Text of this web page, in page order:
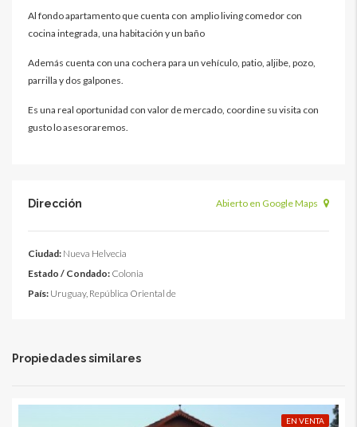
Al fondo apartamento que cuenta con amplio living comedor con
cocina integrada, una habitación y un baño
Además cuenta con una cochera para un vehículo, patio, aljibe, pozo,
parrilla y dos galpones.
Es una real oportunidad con valor de mercado, coordine su visita con
gusto lo asesoraremos.
Dirección Abierto en Google Maps
Ciudad: Nueva Helvecia
Estado / Condado: Colonia
País: Uruguay, República Oriental de
Propiedades similares
EN VENTA